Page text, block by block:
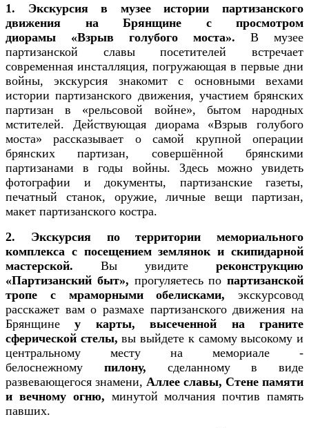
1. Экскурсия в музее истории партизанского
движения на Брянщине с просмотром
диорамы «Взрыв голубого моста». В музее
партизанской славы посетителей встречает
современная инсталляция, погружающая в первые дни
войны, экскурсия знакомит с основными вехами
истории партизанского движения, участием брянских
партизан в «рельсовой войне», бытом народных
мстителей. Действующая диорама «Взрыв голубого
моста» рассказывает о самой крупной операции
брянских партизан, совершённой брянскими
партизанами в годы войны. Здесь можно увидеть
фотографии и документы, партизанские газеты,
печатный станок, оружие, личные вещи партизан,
макет партизанского костра.
2. Экскурсия по территории мемориального
комплекса с посещением землянок и скипидарной
мастерской. Вы увидите реконструкцию
«Партизанский быт», прогуляетесь по партизанской
тропе с мраморными обелисками, экскурсовод
расскажет вам о размахе партизанского движения на
Брянщинеу карты, высеченной на граните
сферической стелы, вы выйдете к самому высокому и
центральному месту на мемориале -
белоснежному пилону, сделанному в виде
развевающегося знамени, Аллее славы, Стене памяти
и вечному огню, минутой молчания почтив память
павших.